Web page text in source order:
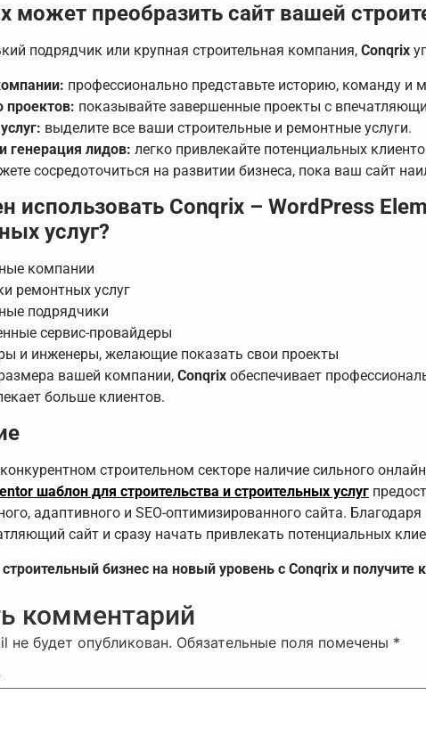
может преобразить сайт вашей
подрядчик или крупная строительная компания, Conqrix
профессионально представьте историю, команду и
проектов: показывайте завершенные проекты с
выделите все ваши строительные и ремонтные услуги.
генерация лидов: легко привлекайте потенциальных
сосредоточиться на развитии бизнеса, пока ваш сайт
использовать Conqrix – WordPress
услуг?
компании
ремонтных услуг
подрядчики
сервис-провайдеры
и инженеры, желающие показать свои проекты
вашей компании, Conqrix обеспечивает
больше клиентов.
строительном секторе наличие сильного
шаблон для строительства и строительных услуг
адаптивного и SEO-оптимизированного сайта.
сайт и сразу начать привлекать потенциальных
бизнес на новый уровень с Conqrix и получите
комментарий
не будет опубликован. Обязательные поля помечены *